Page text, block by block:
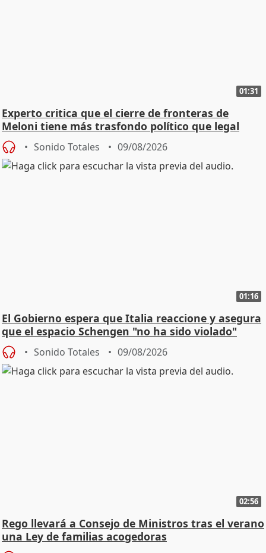
01:31
Experto critica que el cierre de fronteras de
Meloni tiene más trasfondo político que legal
Sonido Totales 09/08/2026
01:16
El Gobierno espera que Italia reaccione y asegura
que el espacio Schengen "no ha sido violado"
Sonido Totales 09/08/2026
02:56
Rego llevará a Consejo de Ministros tras el verano
una Ley de familias acogedoras